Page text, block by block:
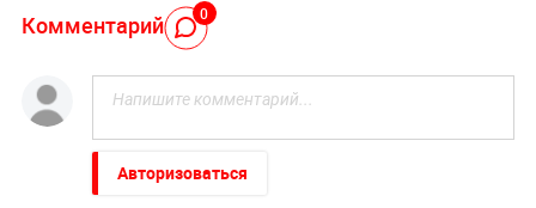
Комментарий 0
Авторизоваться